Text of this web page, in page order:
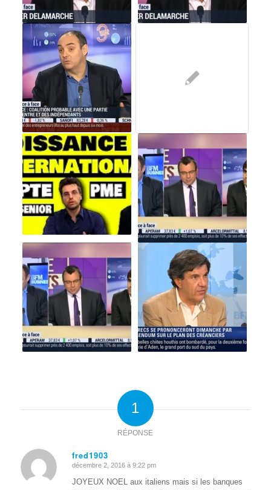
1
RÉPONSE
fred1903
dit
:
décembre 2, 2016 à 9:22 pm
JOYEUX NOEL aux italiens mais si les banques